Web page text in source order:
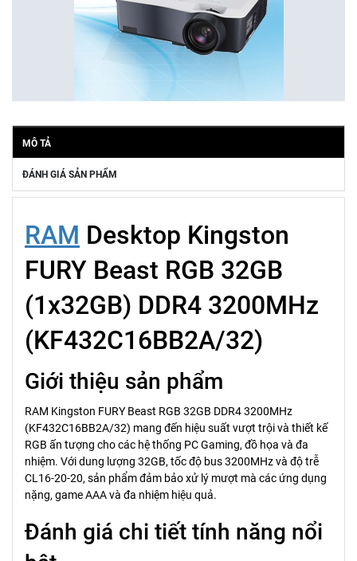
MÔ TẢ
ĐÁNH GIÁ SẢN PHẨM
RAM Desktop Kingston
FURY Beast RGB 32GB
(1x32GB) DDR4 3200MHz
(KF432C16BB2A/32)
Giới thiệu sản phẩm
RAM Kingston FURY Beast RGB 32GB DDR4 3200MHz
(KF432C16BB2A/32) mang đến hiệu suất vượt trội và thiết kế
RGB ấn tượng cho các hệ thống PC Gaming, đồ họa và đa
nhiệm. Với dung lượng 32GB, tốc độ bus 3200MHz và độ trễ
CL16-20-20, sản phẩm đảm bảo xử lý mượt mà các ứng dụng
nặng, game AAA và đa nhiệm hiệu quả.
Đánh giá chi tiết tính năng nổi